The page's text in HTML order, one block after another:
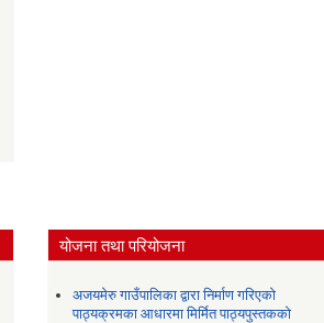
योजना तथा परियोजना
अजयमेरु गाउँपालिका द्वारा निर्माण गरिएको
पाठ्यक्रमका आधारमा मिर्मित पाठ्यपुस्तकको